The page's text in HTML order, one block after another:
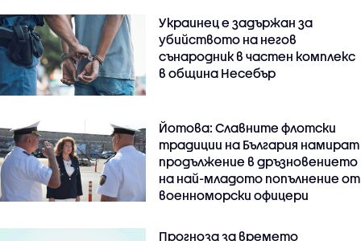
Украинец е задържан за
убийството на негов
сънародник в частен комплекс
в община Несебър
Йотова: Славните флотски
традиции на България намират
продължение в дръзновението
на най-младото попълнение от
военноморски офицери
Прогноза за времето